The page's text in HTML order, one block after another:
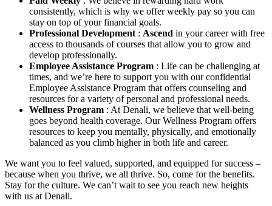
consistently, which is why we offer weekly pay so you can
stay on top of your financial goals.
Professional Development : Ascend in your career with free
access to thousands of courses that allow you to grow and
develop professionally.
Employee Assistance Program : Life can be challenging at
times, and we’re here to support you with our confidential
Employee Assistance Program that offers counseling and
resources for a variety of personal and professional needs.
Wellness Program : At Denali, we believe that well-being
goes beyond health coverage. Our Wellness Program offers
resources to keep you mentally, physically, and emotionally
balanced as you climb higher in both life and career.
We want you to feel valued, supported, and equipped for success –
because when you thrive, we all thrive. So, come for the benefits.
Stay for the culture. We can’t wait to see you reach new heights
with us at Denali.